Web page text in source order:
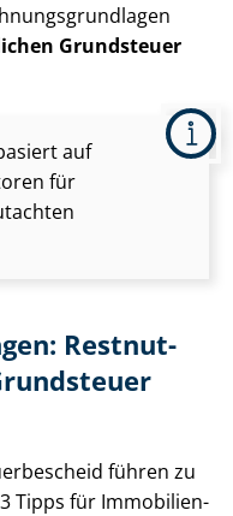
Grundsteuer
auf
für
Rest­nut­
führen zu
Tipps für Im­mo­bi­li­en­